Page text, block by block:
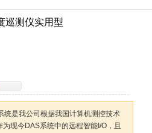
巡测仪实用型
统是我公司根据我国计算机测控技术
现今DAS系统中的远程智能I/O，且